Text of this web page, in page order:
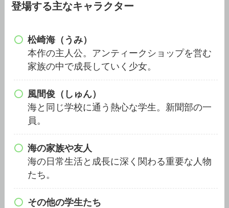
登場する主なキャラクター
松崎海（うみ）
本作の主人公。アンティークショップを営む
家族の中で成長していく少女。
風間俊（しゅん）
海と同じ学校に通う熱心な学生。新聞部の一
員。
海の家族や友人
海の日常生活と成長に深く関わる重要な人物
たち。
その他の学生たち